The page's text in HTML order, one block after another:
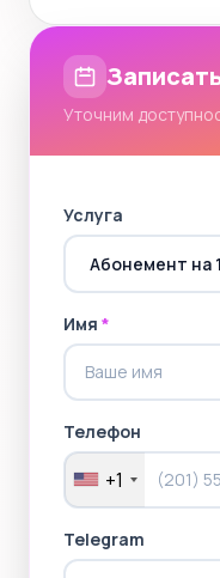
Уточним
Услуга
Имя *
Телефон
+1
Telegram